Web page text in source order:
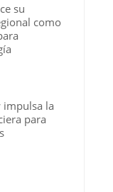
su
como
impulsa la
para